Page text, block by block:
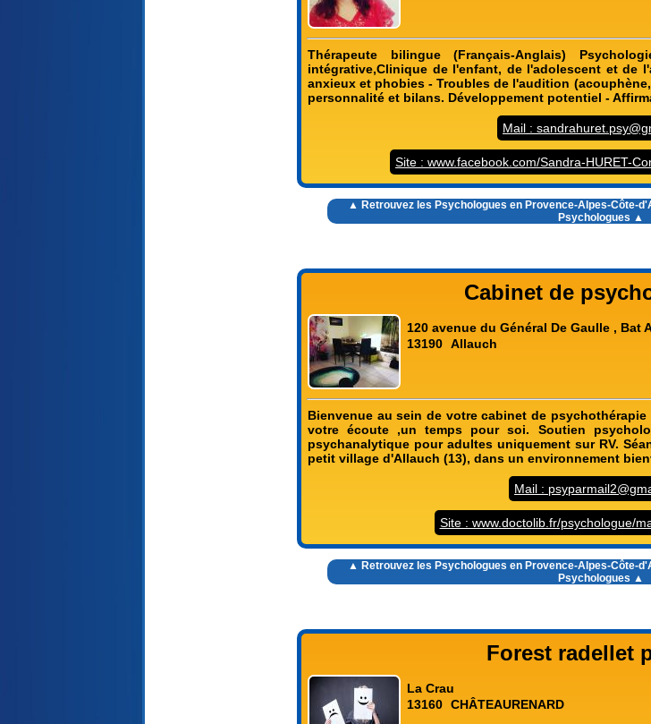
Thérapeute bilingue (Français-Anglais)
intégrative,Clinique de l'enfant, de l'adolescent et de
anxieux et phobies - Troubles de l'audition
personnalité et bilans. Développement potentiel -
Mail :
Site : www.facebook.com/Sandra-HURET-
▲ Retrouvez les Psychologues en Provence-Alpes-Côte-
Psychologues ▲
Cabinet de
120 avenue du Général De Gaulle , Bat
13190 Allauch
Bienvenue au sein de votre cabinet de
votre écoute ,un temps pour soi. Soutien
psychanalytique pour adultes uniquement sur RV.
petit village d'Allauch (13), dans un environnement
Mail :
Site : www.doctolib.fr/psychologue/
▲ Retrouvez les Psychologues en Provence-Alpes-Côte-
Psychologues ▲
Forest radellet
La Crau
13160 CHÂTEAURENARD